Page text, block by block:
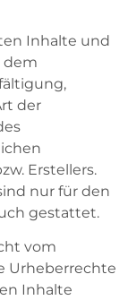
Inhalte und
dem
der
Erstellers.
nur für den
gestattet.
vom
Urheberrechte
Inhalte